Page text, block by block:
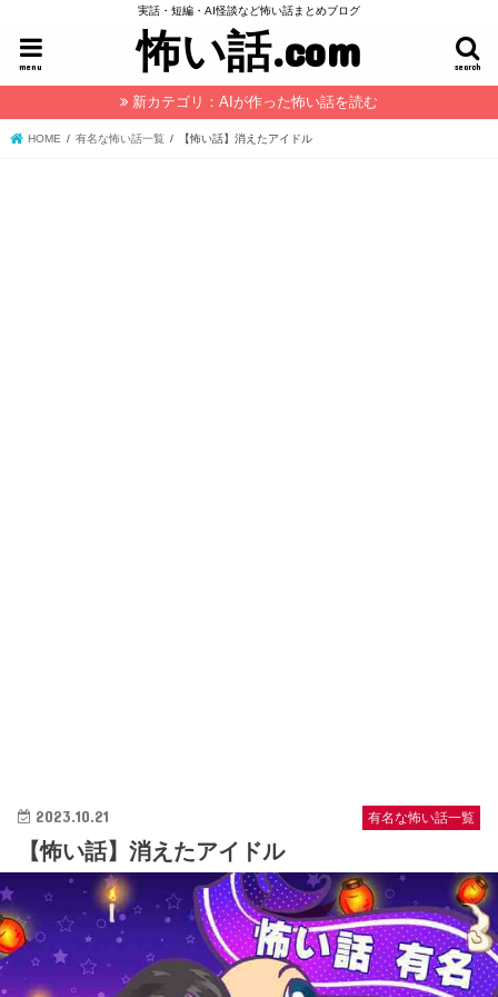
実話・短編・AI怪談など怖い話まとめブログ
怖い話.com search
menu
新カテゴリ：AIが作った怖い話を読む
HOME 有名な怖い話一覧 【怖い話】消えたアイドル
有名な怖い話一覧
2023.10.21
【怖い話】消えたアイドル